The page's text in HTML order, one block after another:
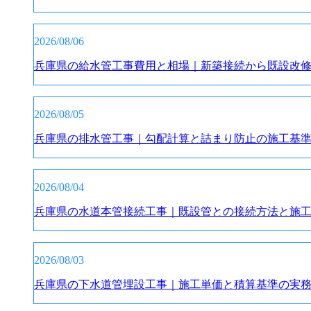
2026/08/06
兵庫県の給水管工事費用と相場｜新築接続から既設改
2026/08/05
兵庫県の排水管工事｜勾配計算と詰まり防止の施工基準
2026/08/04
兵庫県の水道本管接続工事｜既設管との接続方法と施
2026/08/03
兵庫県の下水道管埋設工事｜施工単価と積算基準の実務